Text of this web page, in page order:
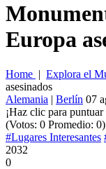
Europa
Home | Explora el
asesinados
Alemania | Berlín 07
¡Haz clic para puntuar
(Votos: 0 Promedio: 0)
#Lugares Interesantes
2032
0